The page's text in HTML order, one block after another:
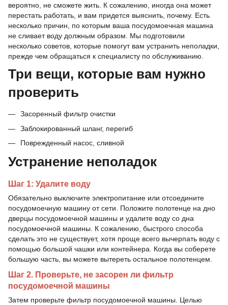
вероятно, не сможете жить. К сожалению, иногда она может
перестать работать, и вам придется выяснить, почему. Есть
несколько причин, по которым ваша посудомоечная машина
не сливает воду должным образом. Мы подготовили
несколько советов, которые помогут вам устранить неполадки,
прежде чем обращаться к специалисту по обслуживанию.
Три вещи, которые вам нужно
проверить
Засоренный фильтр очистки
Заблокированный шланг, перегиб
Поврежденный насос, сливной
Устранение неполадок
Шаг 1: Удалите воду
Обязательно выключите электропитание или отсоедините
посудомоечную машину от сети. Положите полотенце на дно
дверцы посудомоечной машины и удалите воду со дна
посудомоечной машины. К сожалению, быстрого способа
сделать это не существует, хотя проще всего вычерпать воду с
помощью большой чашки или контейнера. Когда вы соберете
большую часть, вы можете вытереть остальное полотенцем.
Шаг 2. Проверьте, не засорен ли фильтр
посудомоечной машины
Затем проверьте фильтр посудомоечной машины. Целью